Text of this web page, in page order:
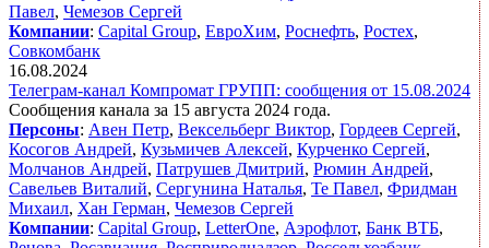
Павел, Чемезов Сергей
Компании: Capital Group, ЕвроХим, Роснефть, Ростех,
Совкомбанк
16.08.2024
Телеграм-канал Компромат ГРУПП: сообщения от 15.08.2024
Сообщения канала за 15 августа 2024 года.
Персоны: Авен Петр, Вексельберг Виктор, Гордеев Сергей,
Косогов Андрей, Кузьмичев Алексей, Курченко Сергей,
Молчанов Андрей, Патрушев Дмитрий, Рюмин Андрей,
Савельев Виталий, Сергунина Наталья, Те Павел, Фридман
Михаил, Хан Герман, Чемезов Сергей
Компании: Capital Group, LetterOne, Аэрофлот, Банк ВТБ,